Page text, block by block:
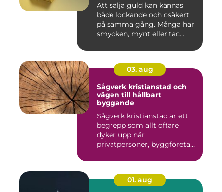
Att sälja guld kan kännas
både lockande och osäkert
på samma gång. Många har
smycken, mynt eller tac...
03. aug
Sågverk kristianstad och
vägen till hållbart
byggande
Sågverk kristianstad är ett
begrepp som allt oftare
dyker upp när
privatpersoner, byggföretag
01. aug